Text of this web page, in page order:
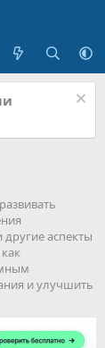
аспекты
и улучшить